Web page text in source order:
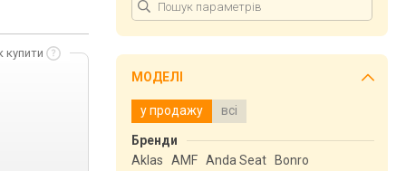
купити
МОДЕЛІ
у продажу всі
Бренди
Aklas
AMF Anda Seat
Bonro